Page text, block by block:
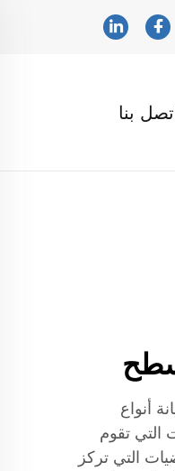
بنا
أنواع
التي تقوم
التي تركز